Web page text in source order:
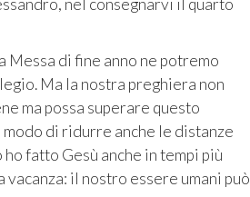
nel consegnarvi il quarto
Messa di fine anno ne potremo
Ma la nostra preghiera non
ma possa superare questo
di ridurre anche le distanze
fatto Gesù anche in tempi più
il nostro essere umani può